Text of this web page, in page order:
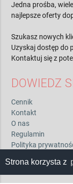
Strona korzysta z
Jedna prośba,
najlepsze oferty
Szukasz nowych
Uzyskaj dostęp do
Kontaktuj się z
DOWIEDZ
Cennik
Kontakt
O nas
Regulamin
Polityka